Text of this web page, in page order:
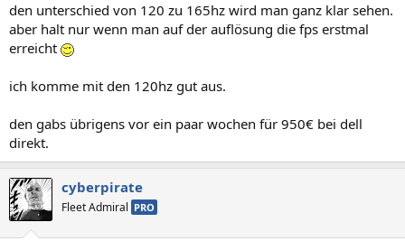
den unterschied von 120 zu 165hz wird man ganz klar sehen.
aber halt nur wenn man auf der auflösung die fps erstmal
erreicht
ich komme mit den 120hz gut aus.
den gabs übrigens vor ein paar wochen für 950€ bei dell
direkt.
cyberpirate
Fleet Admiral PRO